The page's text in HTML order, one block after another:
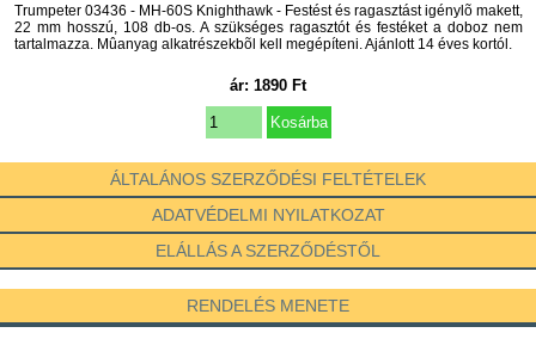
Trumpeter 03436 - MH-60S Knighthawk - Festést és ragasztást igénylõ makett,
22 mm hosszú, 108 db-os. A szükséges ragasztót és festéket a doboz nem
tartalmazza. Mûanyag alkatrészekbõl kell megépíteni. Ajánlott 14 éves kortól.
ár: 1890 Ft
ÁLTALÁNOS SZERZŐDÉSI FELTÉTELEK
ADATVÉDELMI NYILATKOZAT
ELÁLLÁS A SZERZŐDÉSTŐL
RENDELÉS MENETE